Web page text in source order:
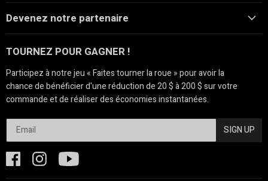
Devenez notre partenaire
TOURNEZ POUR GAGNER !
Participez à notre jeu « Faites tourner la roue » pour avoir la
chance de bénéficier d'une réduction de 20 $ à 200 $ sur votre
commande et de réaliser des économies instantanées.
SIGN UP